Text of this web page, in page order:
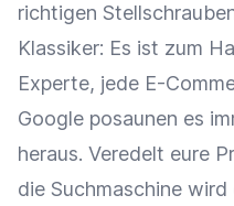
richtigen
Klassiker: Es ist zum
Experte, jede E-
Google posaunen es
heraus. Veredelt eure
die Suchmaschine